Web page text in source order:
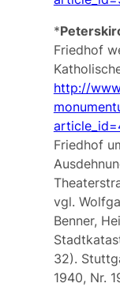
*
Friedhof
http://
Friedhof
vgl.
Benner,
32).
1940, Nr.